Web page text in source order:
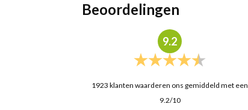
Beoordelingen
9.2
1923 klanten waarderen ons gemiddeld met een
9.2/10